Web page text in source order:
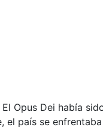
Opus Dei había
país se